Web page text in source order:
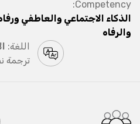
Competency:
الذكاء الاجتماعي والعاطفي
والرفاه
اللغة:
ترجمة